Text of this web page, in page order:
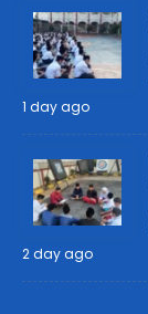
1 day ago
2 day ago